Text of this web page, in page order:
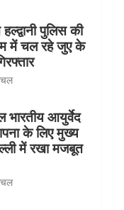
पुलिस की
में चल रहे जुए के
आयुर्वेद
के लिए मुख्य
में रखा मजबूत